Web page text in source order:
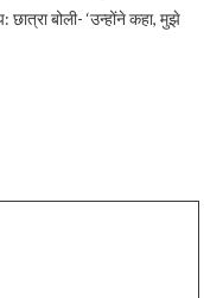
बोली- ‘उन्होंने कहा, मुझे